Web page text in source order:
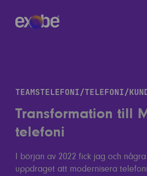
TEAMSTELEFONI TELEFONI
Transformation till
telefoni
I början av 2022 fick jag och
uppdraget att modernisera